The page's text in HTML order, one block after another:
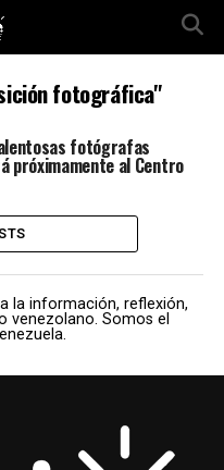
fotográfica"
fotógrafas
próximamente al Centro
la información, reflexión,
venezolano. Somos el